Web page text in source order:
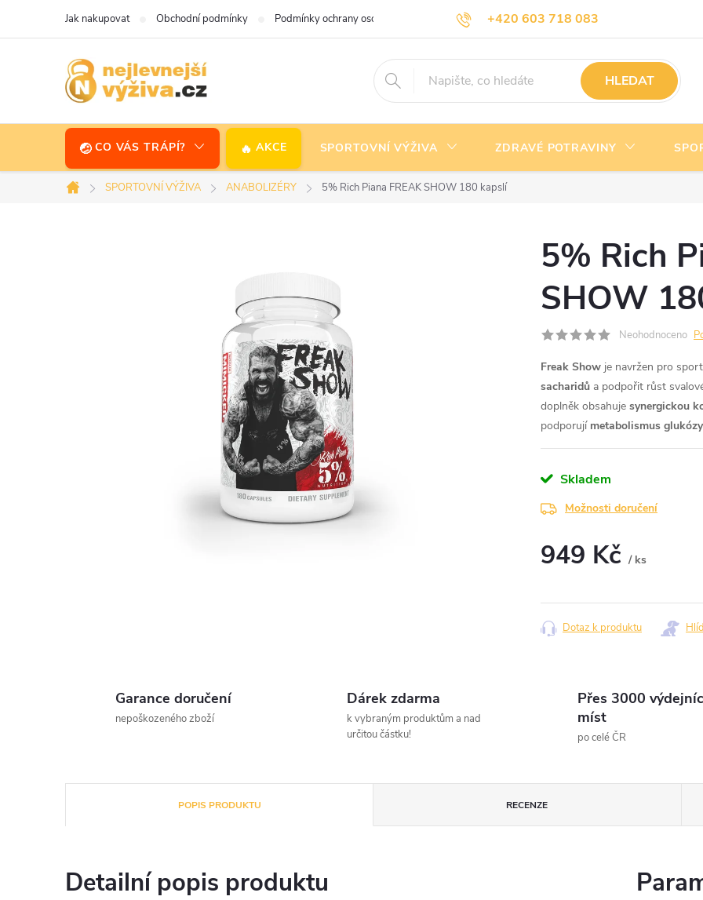
+420 603 718 083
info@nejlevnejsivyziva.cz
Jak nakupovat Obchodní podmínky Podmínky ochrany osobních údajů Doprava a platba Kontakty
HLEDAT
CO VÁS TRÁPÍ? AKCE SPORTOVNÍ VÝŽIVA ZDRAVÉ POTRAVINY
Domů
SPORTOVNÍ VÝŽIVA ANABOLIZÉRY 5% Rich Piana FREAK SHOW 180 kapslí
5% Rich
SHOW
Neohodnoceno
Freak Show je navržen pro
sacharidů a podpořit růst
doplněk obsahuje synergickou
podporují metabolismus glukózy
Skladem
Možnosti doručení
949 Kč / ks
Dotaz k produktu
Garance doručení
nepoškozeného zboží
Dárek zdarma
k vybraným produktům a nad
určitou částku!
Přes 3000
míst
po celé ČR
POPIS PRODUKTU RECENZE
Detailní popis produktu